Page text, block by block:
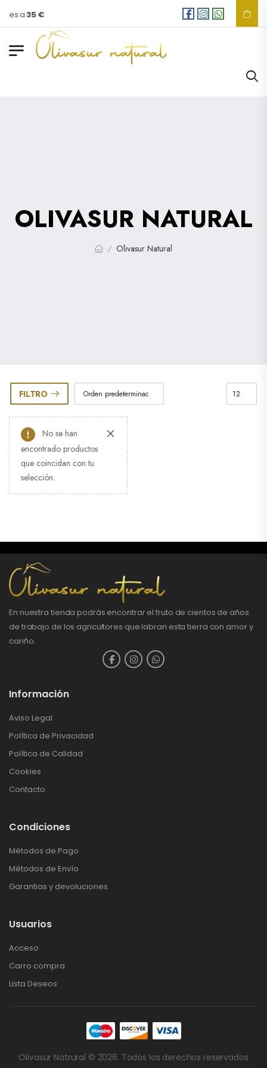
a35 €
OLIVASUR NATURAL
/ Olivasur Natural
FILTRO
No se han
encontrado productos
que coincidan con tu
selección.
En nuestra tienda podrás encontrar el fruto de cientos de años
de trabajo de los agricultores que labran esta tierra con amor y
cariño.
Información
Aviso Legal
Política de Privacidad
Política de Calidad
Cookies
Contacto
Condiciones
Métodos de Pago
Métodos de Envío
Garantias y devoluciones
Usuarios
Acceso
Carro compra
Lista Deseos
Olivasur Natrural © 2026. Todos los derechos reservados